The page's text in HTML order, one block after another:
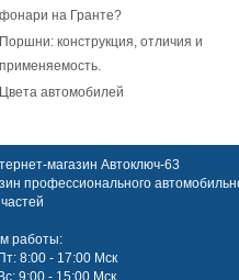
фонари на Гранте?
Поршни: конструкция, отличия и
применяемость.
Цвета автомобилей
магазин Автоключ-63
профессионального
работы:
8:00 - 17:00 Мск
9:00 - 15:00 Мск